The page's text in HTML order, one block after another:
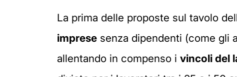
La prima delle proposte sul tavolo
imprese senza dipendenti (come gli
allentando in compenso i vincoli del